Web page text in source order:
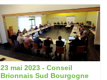
23 mai 2023 - Conseil
Brionnais Sud Bourgogne